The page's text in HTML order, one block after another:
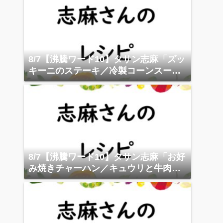
8/7【沸騰ワード10】タサン志麻「ズッ
キーニのステーキ／冷製コーンスー
プ」
8/7【沸騰ワード10】タサン志麻「お好
み焼きチャーハン／キュウリと牛肉の
中華炒め」